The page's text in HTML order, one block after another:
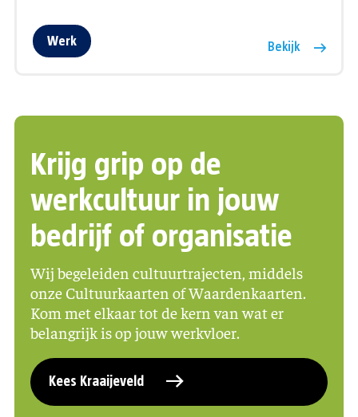
Werk Bekijk
Krijg grip op de
werkcultuur in jouw
bedrijf of organisatie
Wij begeleiden cultuurtrajecten, middels
onze Cultuurkaarten of Waardenkaarten.
Kom met elkaar tot de kern van wat er
belangrijk is op jouw werkvloer.
Kees Kraaijeveld